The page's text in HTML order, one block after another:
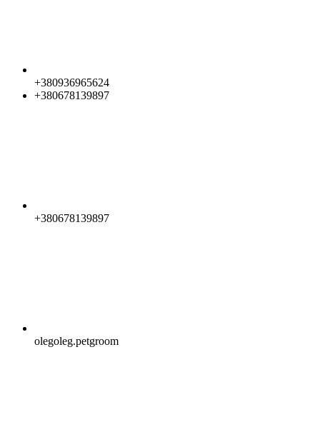
+380936965624
+380678139897
+380678139897
olegoleg.petgroom